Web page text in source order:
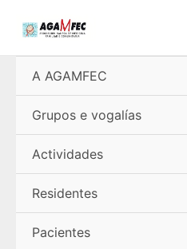
A AGAMFEC
Grupos e vogalías
Actividades
Residentes
Pacientes